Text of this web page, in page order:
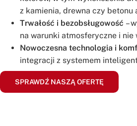
z kamienia, drewna czy betonu
Trwałość i bezobsługowość –
na warunki atmosferyczne i
Nowoczesna technologia i
integracji z systemem
SPRAWDŹ NASZĄ OFERTĘ